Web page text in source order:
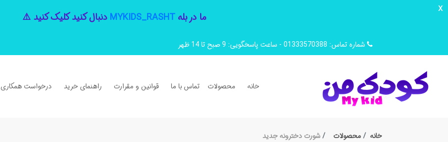
ما در بلهMYKIDS_RASHT دنبال کنید کلیک کنید ⚠️
x
شماره تماس: 01333570388 - ساعت پاسخگویی: 9 صبح تا 14 ظهر
خانه محصولات تماس با ما قوانین و مقرارت راهنمای خرید درخواست همکاری
خانه محصولات شورت دخترونه جدید